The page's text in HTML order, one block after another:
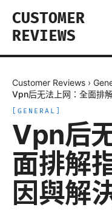
CUSTOMER
REVIEWS
Customer Reviews ›
Vpn后无法上网：全面排
GENERAL
Vpn后
面排解
因與解